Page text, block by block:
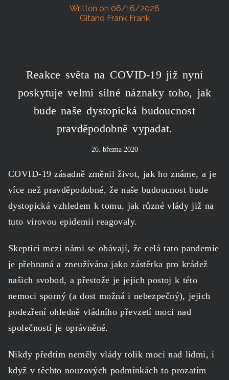
Written on 06/16/2026
Gitano Frank Frank
Reakce světa na COVID-19 již nyní
poskytuje velmi silné náznaky toho, jak
bude naše dystopická budoucnost
pravděpodobně vypadat.
26. března 2020
COVID-19 zásadně změnil život, jak ho známe, a je
více než pravděpodobné, že naše budoucnostbude
dystopická vzhledem k tomu, jak různé vlády již na
tuto virovou epidemii reagovaly.
Skeptici mezi námi se obávají, že celá tato pandemie
je přehnaná a zneužívána jako zástěrka pro krádež
našich svobod, a přestože je jejich postoj k této
nemoci sporný (a dost možná i nebezpečný), jejich
podezření ohledně vládního převzetí moci nad
společností je oprávněné.
Nikdy předtím neměly vlády tolik moci nad lidmi, i
když v těchto nouzových podmínkách to prozatím